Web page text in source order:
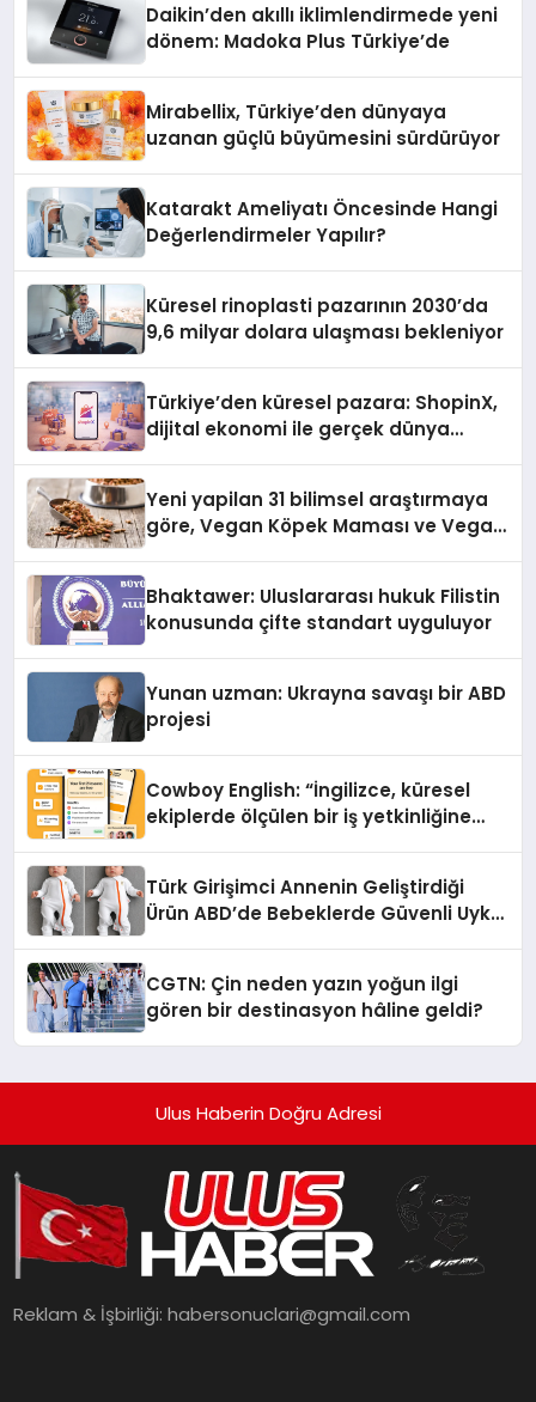
Daikin’den akıllı iklimlendirmede yeni
dönem: Madoka Plus Türkiye’de
Mirabellix, Türkiye’den dünyaya
uzanan güçlü büyümesini sürdürüyor
Katarakt Ameliyatı Öncesinde Hangi
Değerlendirmeler Yapılır?
Küresel rinoplasti pazarının 2030’da
9,6 milyar dolara ulaşması bekleniyor
Türkiye’den küresel pazara: ShopinX,
dijital ekonomi ile gerçek dünya
Yeni yapilan 31 bilimsel araştırmaya
göre, Vegan Köpek Maması ve Vegan
Bhaktawer: Uluslararası hukuk Filistin
konusunda çifte standart uyguluyor
Yunan uzman: Ukrayna savaşı bir ABD
projesi
Cowboy English: “İngilizce, küresel
ekiplerde ölçülen bir iş yetkinliğine
Türk Girişimci Annenin Geliştirdiği
Ürün ABD’de Bebeklerde Güvenli Uyku
CGTN: Çin neden yazın yoğun ilgi
gören bir destinasyon hâline geldi?
Ulus Haberin Doğru Adresi
Reklam & İşbirliği:habersonuclari@gmail.com